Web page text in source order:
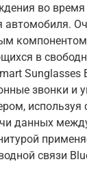
во время
автомобиля.
в
Sunglasses
звонки и
используя
данных
связи